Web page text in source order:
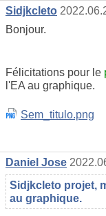
Sidjkcleto
Bonjour.
Félicitations pour le
l'EA au graphique.
Sem_titulo.png
Daniel Jose
Sidjkcleto projet,
au graphique.